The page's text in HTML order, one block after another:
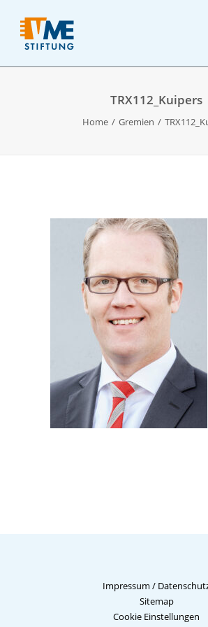
TRX112_Kuipers
Home Gremien
Impressum /
Sitemap
Cookie Einstellungen